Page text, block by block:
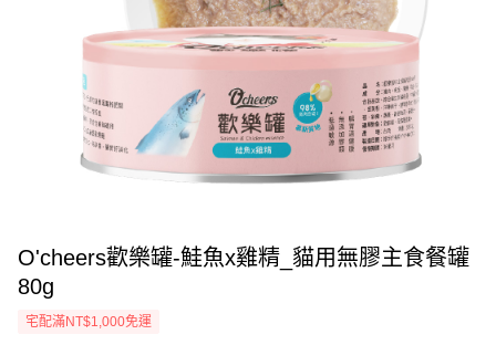
O'cheers歡樂罐-鮭魚x雞精_貓用無膠主食餐罐
80g
宅配滿NT$1,000免運